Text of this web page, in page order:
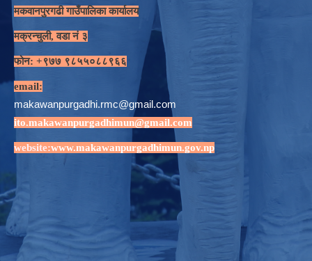
मकवानपुरगढी गाउँपालिका कार्यालय
मक्रन्चुली, वडा नं ३
फोन: +९७७ ९८५५०८८९६६
email:
makawanpurgadhi.rmc@gmail.com
ito.makawanpurgadhimun@gmail.com
website:www.makawanpurgadhimun.gov.np